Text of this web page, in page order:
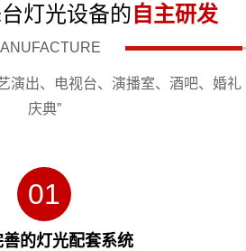
灯光设备的自主研发
演出、电视台、演播室、酒吧、婚礼
庆典”
01
的灯光配套系统